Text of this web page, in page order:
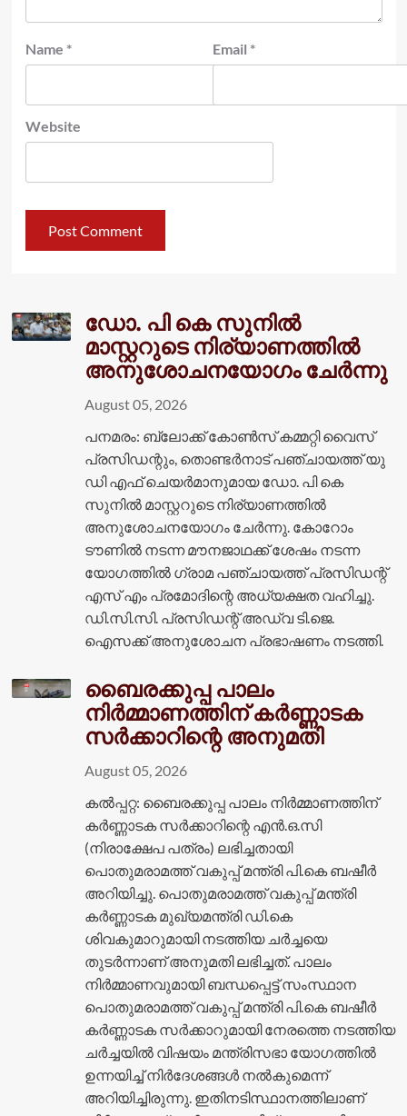
Name * Email *
Website
ഡോ. പി കെ സുനില്‍
മാസ്റ്ററുടെ നിര്യാണത്തില്‍
അനുശോചനയോഗം ചേര്‍ന്നു
August 05, 2026
പനമരം: ബ്ലോക്ക് കോണ്‍സ് കമ്മറ്റി വൈസ്
പ്രസിഡന്റും, തൊണ്ടര്‍നാട് പഞ്ചായത്ത് യു
ഡി എഫ് ചെയര്‍മാനുമായ ഡോ. പി കെ
സുനില്‍ മാസ്റ്ററുടെ നിര്യാണത്തില്‍
അനുശോചനയോഗം ചേര്‍ന്നു. കോറോം
ടൗണില്‍ നടന്ന മൗനജാഥക്ക് ശേഷം നടന്ന
യോഗത്തില്‍ ഗ്രാമ പഞ്ചായത്ത് പ്രസിഡന്റ്
എസ് എം പ്രമോദിന്റെ അധ്യക്ഷത വഹിച്ചു.
ഡി.സി.സി. പ്രസിഡന്റ് അഡ്വ ടി.ജെ.
ഐസക്ക് അനുശോചന പ്രഭാഷണം നടത്തി.
ബൈരക്കുപ്പ പാലം
നിർമ്മാണത്തിന് കർണ്ണാടക
സർക്കാറിന്റെ അനുമതി
August 05, 2026
കൽപ്പറ്റ: ബൈരക്കുപ്പ പാലം നിർമ്മാണത്തിന്
കർണ്ണാടക സർക്കാറിന്റെ എൻ.ഒ.സി
(നിരാക്ഷേപ പത്രം) ലഭിച്ചതായി
പൊതുമരാമത്ത് വകുപ്പ് മന്ത്രി പി.കെ ബഷീർ
അറിയിച്ചു. പൊതുമരാമത്ത് വകുപ്പ് മന്ത്രി
കർണ്ണാടക മുഖ്യമന്ത്രി ഡി.കെ
ശിവകുമാറുമായി നടത്തിയ ചർച്ചയെ
തുടർന്നാണ് അനുമതി ലഭിച്ചത്. പാലം
നിർമ്മാണവുമായി ബന്ധപ്പെട്ട് സംസ്ഥാന
പൊതുമരാമത്ത് വകുപ്പ് മന്ത്രി പി.കെ ബഷീർ
കർണ്ണാടക സർക്കാറുമായി നേരത്തെ നടത്തിയ
ചർച്ചയിൽ വിഷയം മന്ത്രിസഭാ യോഗത്തിൽ
ഉന്നയിച്ച് നിർദേശങ്ങൾ നൽകുമെന്ന്
അറിയിച്ചിരുന്നു. ഇതിനടിസ്ഥാനത്തിലാണ്